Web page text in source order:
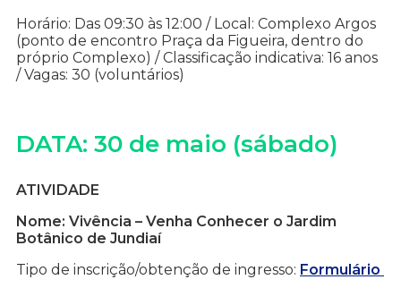
Horário: Das 09:30 às 12:00 / Local: Complexo Argos
(ponto de encontro Praça da Figueira, dentro do
próprio Complexo) / Classificação indicativa: 16 anos
/ Vagas: 30 (voluntários)
DATA: 30 de maio (sábado)
ATIVIDADE
Nome: Vivência – Venha Conhecer o Jardim
Botânico de Jundiaí
Tipo de inscrição/obtenção de ingresso: Formulário